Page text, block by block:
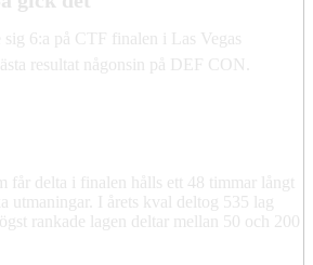
sig 6:a på CTF finalen i Las Vegas
resultat någonsin på DEF CON.
får delta i finalen hålls ett 48 timmar långt
utmaningar. I årets kval deltog 535 lag
rankade lagen deltar mellan 50 och 200